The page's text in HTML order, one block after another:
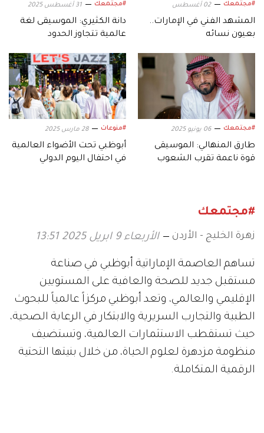
#مجتمعك 02 أغسطس
المشهد الفني في الإمارات..
بعيون نسائه
#مجتمعك 31 أغسطس 2025
دانة الكثيري: الموسيقى لغة
عالمية تتجاوز الحدود
#مجتمعك 06 يونيو 2025
طارق المنهالي: الموسيقى
قوة ناعمة تقرب الشعوب
#منوعات 28 مارس 2025
أبوظبي تحت الأضواء العالمية
في احتفال اليوم الدولي
#مجتمعك
زهرة الخليج - الأردن الأربعاء 9 ابريل 2025 13:51
تساهم العاصمة الإماراتية أبوظبي في صناعة
مستقبل جديد للصحة والعافية على المستويين
الإقليمي والعالمي، وتعد أبوظبي مركزاً عالمياً للبحوث
الطبية والتجارب السريرية والابتكار في الرعاية الصحية،
حيث تستقطب الاستثمارات العالمية، وتستضيف
منظومة مزدهرة لعلوم الحياة، من خلال بنيتها التحتية
الرقمية المتكاملة.